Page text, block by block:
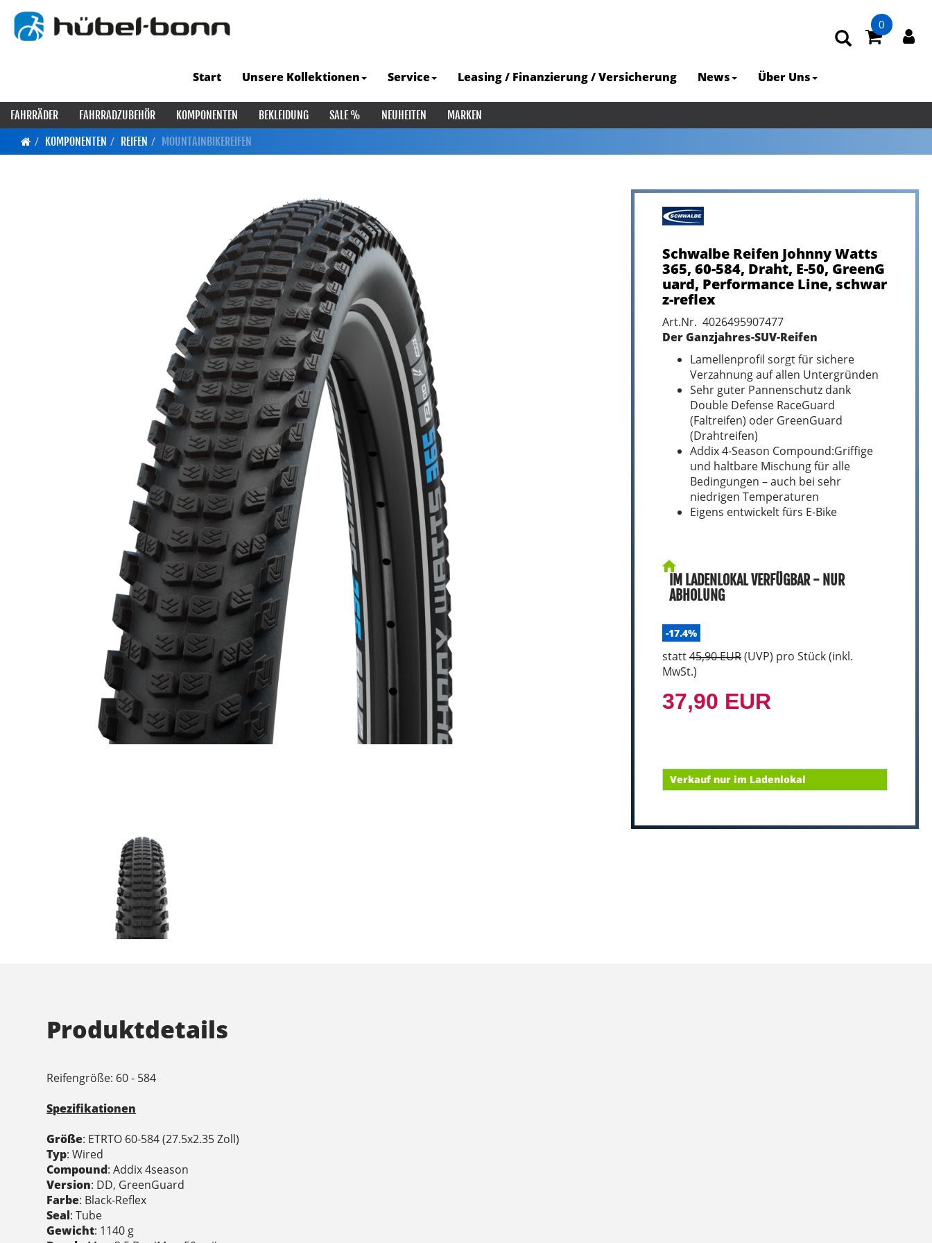
0
Start Unsere Kollektionen Service Leasing / Finanzierung / Versicherung News Über Uns
FAHRRÄDER FAHRRADZUBEHÖR KOMPONENTEN BEKLEIDUNG SALE % NEUHEITEN
MARKEN
KOMPONENTEN
REIFEN MOUNTAINBIKEREIFEN
Schwalbe Reifen Johnny Watts
365, 60-584, Draht, E-50, GreenG
uard, Performance Line, schwar
z-reflex
Art.Nr. 4026495907477
Der Ganzjahres-SUV-Reifen
Lamellenprofil sorgt für sichere
Verzahnung auf allen Untergründen
Sehr guter Pannenschutz dank
Double Defense RaceGuard
(Faltreifen) oder GreenGuard
(Drahtreifen)
Addix 4-Season Compound:Griffige
und haltbare Mischung für alle
Bedingungen – auch bei sehr
niedrigen Temperaturen
Eigens entwickelt fürs E-Bike
IM LADENLOKAL VERFÜGBAR - NUR
ABHOLUNG
-17.4%
statt45,90 EUR(UVP) pro Stück (inkl.
MwSt.)
37,90 EUR
Verkauf nur im Ladenlokal
Produktdetails
Reifengröße: 60 - 584
Spezifikationen
Größe: ETRTO 60-584 (27.5x2.35 Zoll)
Typ: Wired
Compound: Addix 4season
Version: DD, GreenGuard
Farbe: Black-Reflex
Seal: Tube
Gewicht: 1140 g